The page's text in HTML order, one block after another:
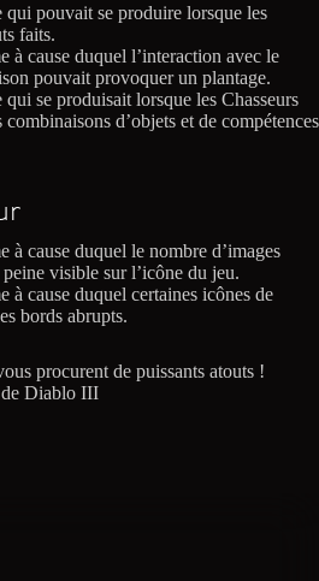
qui pouvait se produire lorsque les
faits.
à cause duquel l’interaction avec le
pouvait provoquer un plantage.
se produisait lorsque les Chasseurs
d’objets et de compétences
à cause duquel le nombre d’images
visible sur l’icône du jeu.
à cause duquel certaines icônes de
bords abrupts.
procurent de puissants atouts !
de Diablo III